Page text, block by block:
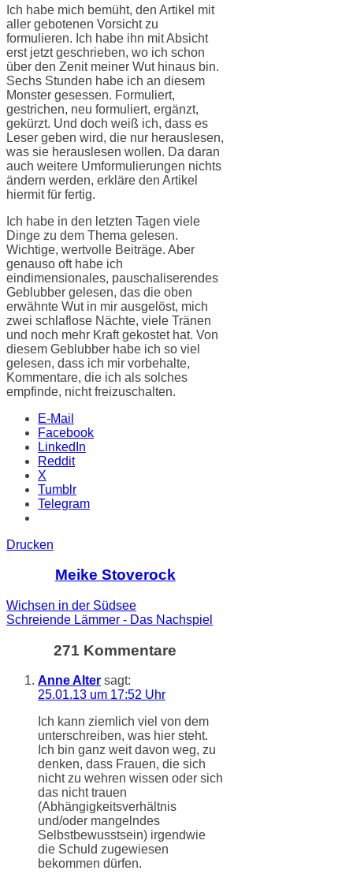
Ich habe mich bemüht, den Artikel mit
aller gebotenen Vorsicht zu
formulieren. Ich habe ihn mit Absicht
erst jetzt geschrieben, wo ich schon
über den Zenit meiner Wut hinaus bin.
Sechs Stunden habe ich an diesem
Monster gesessen. Formuliert,
gestrichen, neu formuliert, ergänzt,
gekürzt. Und doch weiß ich, dass es
Leser geben wird, die nur herauslesen,
was sie herauslesen wollen. Da daran
auch weitere Umformulierungen nichts
ändern werden, erkläre den Artikel
hiermit für fertig.
Ich habe in den letzten Tagen viele
Dinge zu dem Thema gelesen.
Wichtige, wertvolle Beiträge. Aber
genauso oft habe ich
eindimensionales, pauschaliserendes
Geblubber gelesen, das die oben
erwähnte Wut in mir ausgelöst, mich
zwei schlaflose Nächte, viele Tränen
und noch mehr Kraft gekostet hat. Von
diesem Geblubber habe ich so viel
gelesen, dass ich mir vorbehalte,
Kommentare, die ich als solches
empfinde, nicht freizuschalten.
E-Mail
Facebook
LinkedIn
Reddit
X
Tumblr
Telegram
Drucken
Meike Stoverock
Wichsen in der Südsee
Schreiende Lämmer - Das Nachspiel
271 Kommentare
Anne Alter sagt:
25.01.13 um 17:52 Uhr
Ich kann ziemlich viel von dem
unterschreiben, was hier steht.
Ich bin ganz weit davon weg, zu
denken, dass Frauen, die sich
nicht zu wehren wissen oder sich
das nicht trauen
(Abhängigkeitsverhältnis
und/oder mangelndes
Selbstbewusstsein) irgendwie
die Schuld zugewiesen
bekommen dürfen.